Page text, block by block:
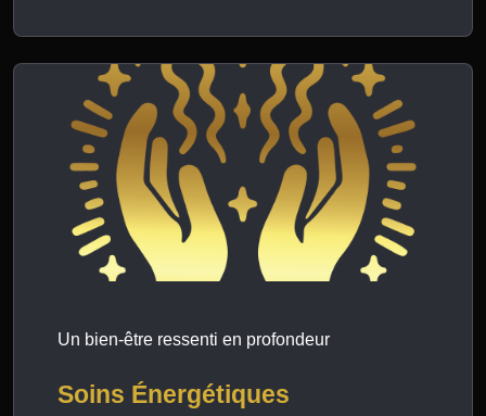
Un bien-être ressenti en profondeur
Soins Énergétiques